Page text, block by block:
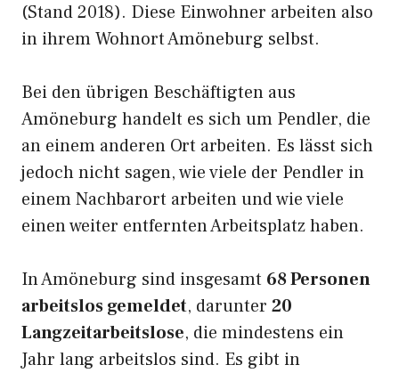
(Stand 2018). Diese Einwohner arbeiten also
in ihrem Wohnort Amöneburg selbst.
Bei den übrigen Beschäftigten aus
Amöneburg handelt es sich um Pendler, die
an einem anderen Ort arbeiten. Es lässt sich
jedoch nicht sagen, wie viele der Pendler in
einem Nachbarort arbeiten und wie viele
einen weiter entfernten Arbeitsplatz haben.
In Amöneburg sind insgesamt 68 Personen
arbeitslos gemeldet, darunter 20
Langzeitarbeitslose, die mindestens ein
Jahr lang arbeitslos sind. Es gibt in